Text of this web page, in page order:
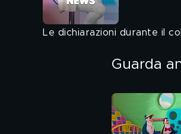
Le dichiarazioni durante il
Guarda